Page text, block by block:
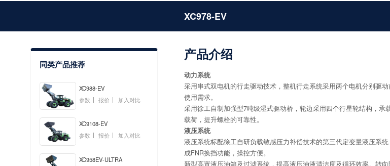
XC978-EV
同类产品推荐
XC988-EV
参数
报价 加入对比
XC9108-EV
参数
报价 加入对比
XC958EV-ULTRA
产品介绍
动力系统
采用串式双电机的行走驱动技术，整机行走系统采用两个电机分别驱
使用需求。
采用徐工自制加强型7吨级湿式驱动桥，轮边采用四个行星轮结构，
载荷，提升螺栓的可靠性。
液压系统
液压系统标配徐工自研负载敏感压力补偿技术的第三代定变量液压系
成FNR换挡功能，操控方便。
新型高置液压油箱及过滤系统，提高液压油液清洁度及循环效率。转